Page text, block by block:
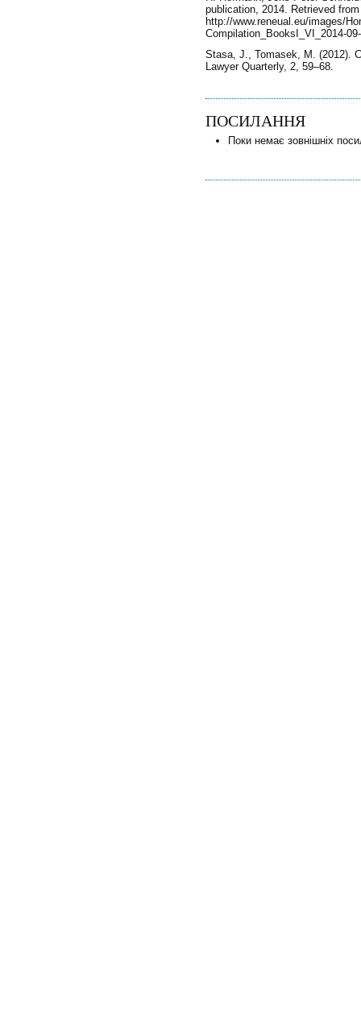
publication, 2014. Retrieved from
http://www.reneual.eu/images/
Compilation_BooksI_VI_2014-
Stasa, J., Tomasek, M. (2012).
Lawyer Quarterly, 2, 59–68.
ПОСИЛАННЯ
Поки немає зовнішніх